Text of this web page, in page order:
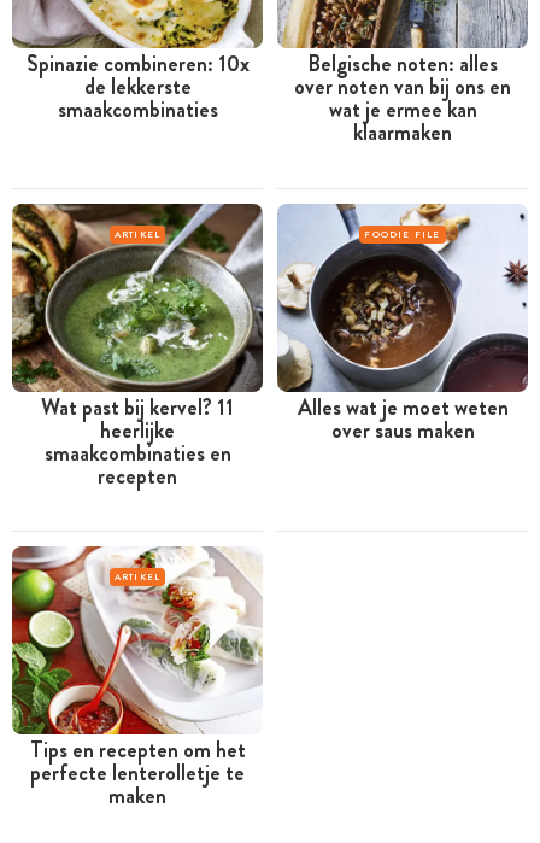
Spinazie combineren: 10x
de lekkerste
smaakcombinaties
Belgische noten: alles
over noten van bij ons en
wat je ermee kan
klaarmaken
ARTIKEL
Wat past bij kervel? 11
heerlijke
smaakcombinaties en
recepten
FOODIE FILE
Alles wat je moet weten
over saus maken
ARTIKEL
Tips en recepten om het
perfecte lenterolletje te
maken